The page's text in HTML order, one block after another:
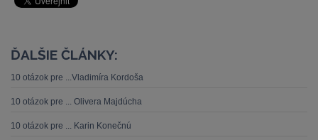
ĎALŠIE ČLÁNKY:
10 otázok pre ...Vladimíra Kordoša
10 otázok pre ... Olivera Majdúcha
10 otázok pre ... Karin Konečnú